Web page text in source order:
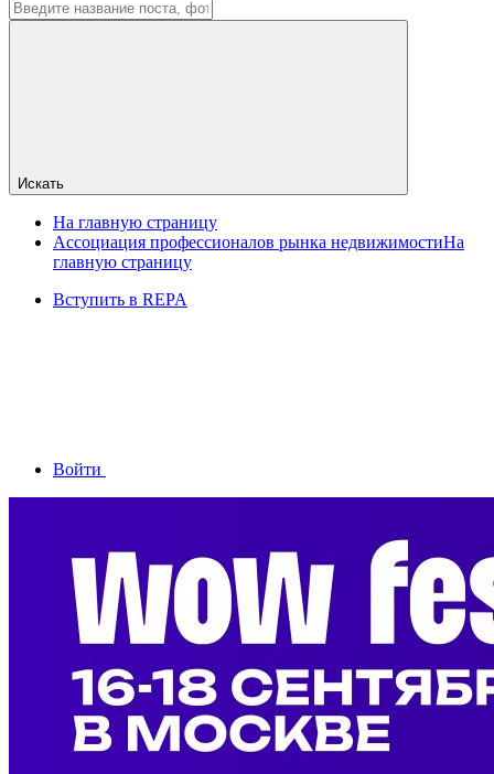
Искать
На главную страницу
Ассоциация профессионалов рынка недвижимостиНа
главную страницу
Вступить в REPA
Войти